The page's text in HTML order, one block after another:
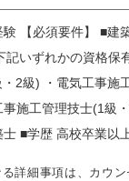
験 【必須要件】 ■建
記いずれかの資格保
2級) ・電気工事施
事施工管理技士(1級
士 ■学歴 高校卒業以
詳細事項は、カウン